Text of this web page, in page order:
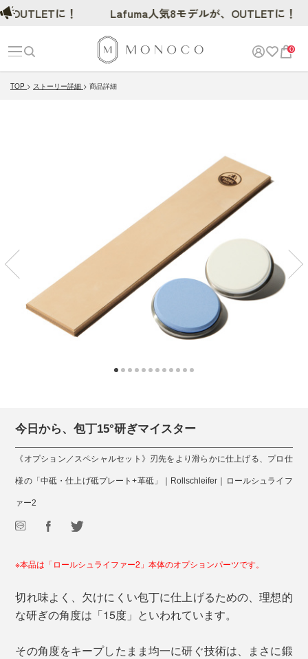
0
TOP ストーリー詳細 商品詳細
今日から、包丁15°研ぎマイスター
《オプション／スペシャルセット》刃先をより滑らかに仕上げる、プロ仕
様の「中砥・仕上げ砥プレート+革砥」｜Rollschleifer｜ロールシュライフ
ァー2
※本品は「ロールシュライファー2」本体のオプションパーツです。
切れ味よく、欠けにくい包丁に仕上げるための、理想的
な研ぎの角度は「15度」といわれています。
その角度をキープしたまま均一に研ぐ技術は、まさに鍛
に！ Lafuma人気8モデルが、OUTLETに！